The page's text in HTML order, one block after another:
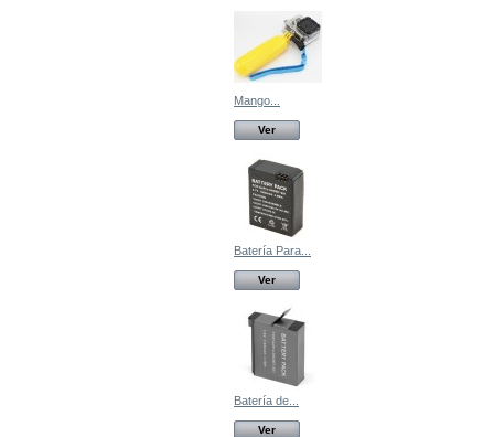
Mango...
Ver
Batería Para...
Ver
Batería de...
Ver